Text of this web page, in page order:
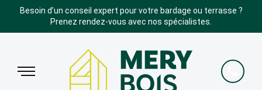
Besoin d’un conseil expert pour votre bardage ou terrasse ?
Prenez rendez-vous avec nos spécialistes.